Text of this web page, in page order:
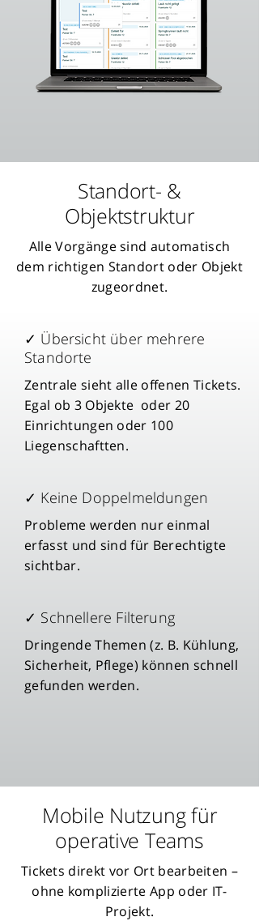
Standort- &
Objektstruktur
Alle Vorgänge sind automatisch
dem richtigen Standort oder Objekt
zugeordnet.
✓ Übersicht über mehrere
Standorte
Zentrale sieht alle offenen Tickets.
Egal ob 3 Objekte oder 20
Einrichtungen oder 100
Liegenschaftten.
✓ Keine Doppelmeldungen
Probleme werden nur einmal
erfasst und sind für Berechtigte
sichtbar.
✓ Schnellere Filterung
Dringende Themen (z. B. Kühlung,
Sicherheit, Pflege) können schnell
gefunden werden.
Mobile Nutzung für
operative Teams
Tickets direkt vor Ort bearbeiten –
ohne komplizierte App oder IT-
Projekt.